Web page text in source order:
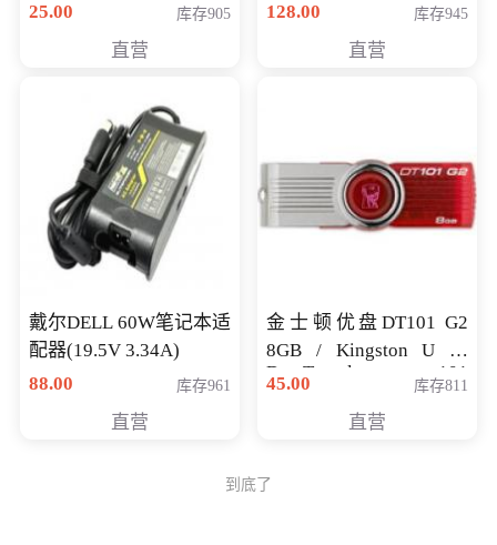
卡 CLASS 10
25.00 库存905
直营
128.00
库存945
直营
戴尔DELL 60W笔记本适
配器(19.5V 3.34A)
88.00
库存961
直营
金士顿优盘DT101 G2
8GB / Kingston U 盘
DataTraveler 101
Generati
45.00 库存811
直营
到底了